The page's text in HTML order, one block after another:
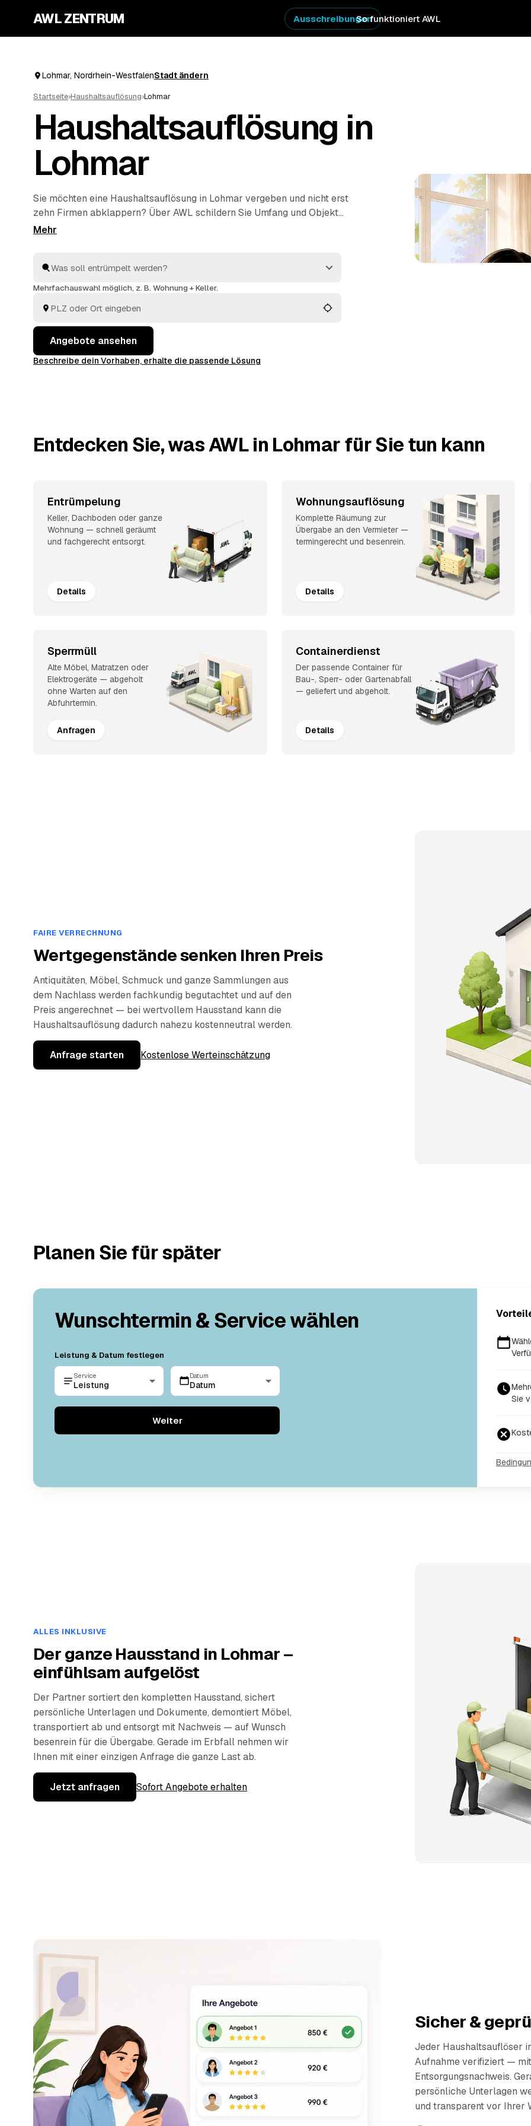
AWL ZENTRUM So funktioniert AWL
Ausschreibungen
Lohmar, Nordrhein-WestfalenStadt ändern
Startseite›Haushaltsauflösung›Lohmar
Haushaltsauflösung in
Lohmar
Sie möchten eine Haushaltsauflösung in Lohmar vergeben und nicht erst
zehn Firmen abklappern? Über AWL schildern Sie Umfang und Objekt
einmal und erhalten mehrere Festpreis-Angebote geprüfter Anbieter zum
verwertbarer Nachlass wie Möbel oder Antiquitäten wird dabei
angerechnet. Das spart Zeit und macht die Preise in Lohmar und Umgebung
Mehrfachauswahl möglich, z. B. Wohnung + Keller.
Angebote ansehen
Beschreibe dein Vorhaben, erhalte die passende Lösung
Entdecken Sie, was AWL in Lohmar für Sie tun kann
Entrümpelung
Keller, Dachboden oder ganze
Wohnung — schnell geräumt
und fachgerecht entsorgt.
Details
Wohnungsauflösung
Komplette Räumung zur
Übergabe an den Vermieter —
termingerecht und besenrein.
Details
Sperrmüll
Alte Möbel, Matratzen oder
Elektrogeräte — abgeholt
ohne Warten auf den
Abfuhrtermin.
Anfragen
Containerdienst
Der passende Container für
Bau-, Sperr- oder Gartenabfall
— geliefert und abgeholt.
Details
FAIRE VERRECHNUNG
Wertgegenstände senken Ihren Preis
Antiquitäten, Möbel, Schmuck und ganze Sammlungen aus
dem Nachlass werden fachkundig begutachtet und auf den
Preis angerechnet — bei wertvollem Hausstand kann die
Haushaltsauflösung dadurch nahezu kostenneutral werden.
Anfrage starten Kostenlose Werteinschätzung
Planen Sie für später
Wunschtermin & Service wählen
Leistung & Datum festlegen
Service
Leistung
Datum
Datum
Weiter
Sie
ALLES INKLUSIVE
Der ganze Hausstand in Lohmar –
einfühlsam aufgelöst
Der Partner sortiert den kompletten Hausstand, sichert
persönliche Unterlagen und Dokumente, demontiert Möbel,
transportiert ab und entsorgt mit Nachweis — auf Wunsch
besenrein für die Übergabe. Gerade im Erbfall nehmen wir
Ihnen mit einer einzigen Anfrage die ganze Last ab.
Jetzt anfragen Sofort Angebote erhalten
Sicher &
Jeder Haushaltsauflöser
Aufnahme verifiziert —
Entsorgungsnachweis.
persönliche Unterlagen
und transparent vor Ihrer